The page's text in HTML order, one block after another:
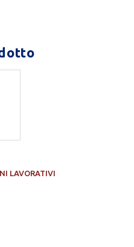
LAVORATIVI